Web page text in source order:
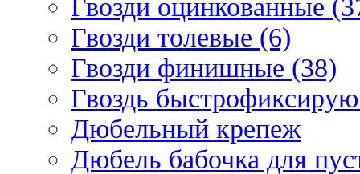
Гвозди оцинкованные
Гвозди толевые (6)
Гвозди финишные (38)
Гвоздь
Дюбельный крепеж
Дюбель бабочка для